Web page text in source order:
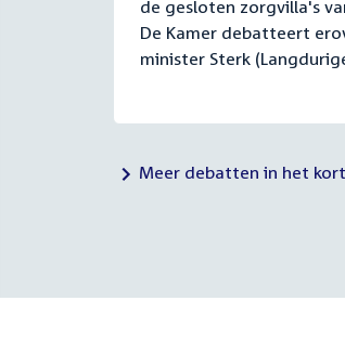
de gesloten zorgvilla's
De Kamer debatteert
minister Sterk
Meer debatten in het kort